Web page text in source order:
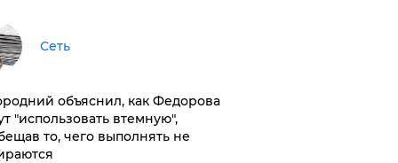
Сеть
объяснил, как Федорова
"использовать втемную",
то, чего выполнять не